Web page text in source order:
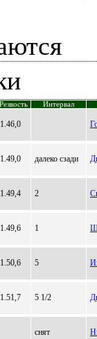
Резвость Интервал
1.46,0
1.49,0 далеко сзади
1.49,4 2
1.49,6 1
1.50,6 5
1.51,7 5 1/2
снят